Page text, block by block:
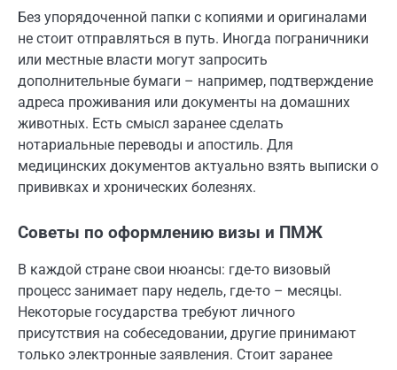
Без упорядоченной папки с копиями и оригиналами
не стоит отправляться в путь. Иногда пограничники
или местные власти могут запросить
дополнительные бумаги – например, подтверждение
адреса проживания или документы на домашних
животных. Есть смысл заранее сделать
нотариальные переводы и апостиль. Для
медицинских документов актуально взять выписки о
прививках и хронических болезнях.
Советы по оформлению визы и ПМЖ
В каждой стране свои нюансы: где-то визовый
процесс занимает пару недель, где-то – месяцы.
Некоторые государства требуют личного
присутствия на собеседовании, другие принимают
только электронные заявления. Стоит заранее